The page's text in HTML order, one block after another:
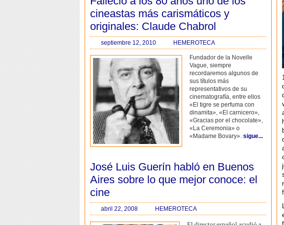
cineastas más carismáticos y
originales: Claude Chabrol
septiembre 12, 2010 HEMEROTECA
Fundador de la Novelle
Vague, siempre
recordaremos algunos de
sus títulos más
representativos de su
cinematografía, entre ellos
«El tigre se perfuma con
dinamita», «El carnicero»,
«Gracias por el chocolate»,
«La Ceremonia» o
«Madame Bovary». sigue...
José Luis Guerín habló en Buenos
Aires sobre lo que mejor conoce: el
cine
abril 22, 2008 HEMEROTECA